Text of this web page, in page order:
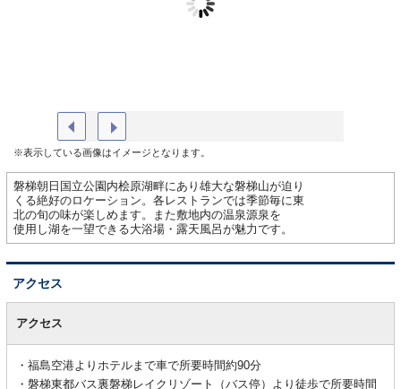
※表示している画像はイメージとなります。
磐梯朝日国立公園内桧原湖畔にあり雄大な磐梯山が迫り
くる絶好のロケーション。各レストランでは季節毎に東
北の旬の味が楽しめます。また敷地内の温泉源泉を
使用し湖を一望できる大浴場・露天風呂が魅力です。
アクセス
アクセス
福島空港よりホテルまで車で所要時間約90分
磐梯東都バス裏磐梯レイクリゾート（バス停）より徒歩で所要時間